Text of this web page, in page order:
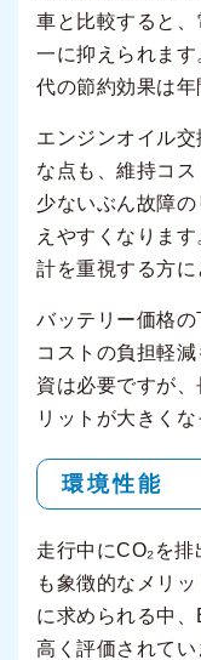
車と比較すると
一に抑えられま
代の節約効果は年
エンジンオイル
な点も、維持コ
少ないぶん故障
えやすくなりま
計を重視する方に
バッテリー価格
コストの負担軽
資は必要ですが
リットが大きくな
環境性能
走行中にCO₂を
も象徴的なメリ
に求められる中
高く評価されてい